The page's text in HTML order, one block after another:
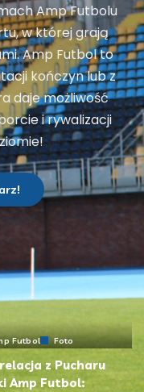
Amp Futbolu
w której grają
Amp Futbol to
kończyn lub z
daje możliwość
i rywalizacji
Futbol Foto
z Pucharu
Amp Futbol: